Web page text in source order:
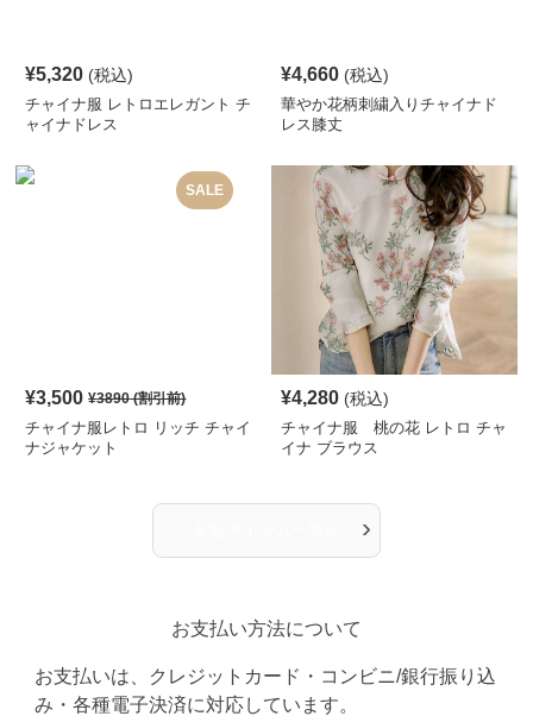
¥5,320 (税込)
チャイナ服 レトロエレガント チ
ャイナドレス
¥4,660 (税込)
華やか花柄刺繍入りチャイナド
レス膝丈
SALE
¥3,500 ¥3890(割引前)
チャイナ服レトロ リッチ チャイ
ナジャケット
¥4,280 (税込)
チャイナ服 桃の花 レトロ チャ
イナ ブラウス
›
お支払い方法について
お支払いは、クレジットカード・コンビニ/銀行振り込
み・各種電子決済に対応しています。